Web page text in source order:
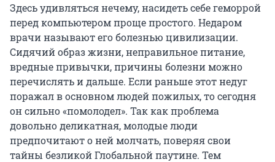
Здесь удивляться нечему, насидеть себе геморрой
перед компьютером проще простого. Недаром
врачи называют его болезнью цивилизации.
Сидячий образ жизни, неправильное питание,
вредные привычки, причины болезни можно
перечислять и дальше. Если раньше этот недуг
поражал в основном людей пожилых, то сегодня
он сильно «помолодел». Так как проблема
довольно деликатная, молодые люди
предпочитают о ней молчать, поверяя свои
тайны безликой Глобальной паутине. Тем